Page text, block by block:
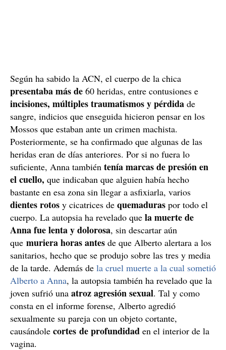
Según ha sabido la ACN, el cuerpo de la chica
presentaba más de 60 heridas, entre contusiones e
incisiones, múltiples traumatismos y pérdida de
sangre, indicios que enseguida hicieron pensar en los
Mossos que estaban ante un crimen machista.
Posteriormente, se ha confirmado que algunas de las
heridas eran de días anteriores. Por si no fuera lo
suficiente, Anna también tenía marcas de presión en
el cuello, que indicaban que alguien había hecho
bastante en esa zona sin llegar a asfixiarla, varios
dientes rotos y cicatrices de quemaduras por todo el
cuerpo. La autopsia ha revelado que la muerte de
Anna fue lenta y dolorosa, sin descartar aún
que muriera horas antes de que Alberto alertara a los
sanitarios, hecho que se produjo sobre las tres y media
de la tarde. Además de la cruel muerte a la cual sometió
Alberto a Anna, la autopsia también ha revelado que la
joven sufrió una atroz agresión sexual. Tal y como
consta en el informe forense, Alberto agredió
sexualmente su pareja con un objeto cortante,
causándole cortes de profundidad en el interior de la
vagina.